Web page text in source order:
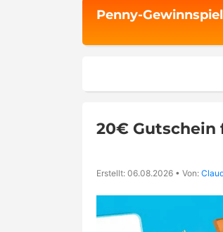
Penny-
20€ Gutschein
Erstellt: 06.08.2026 • Von: